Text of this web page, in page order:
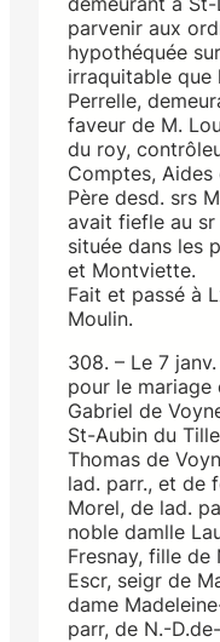
parvenir aux
hypothéquée
irraquitable que
Perrelle,
faveur de M.
du roy,
Comptes, Aides
Père desd. srs
avait fiefle au sr
située dans les
et Montviette.
Fait et passé à
Moulin.
308. – Le 7
pour le mariage
Gabriel de
St-Aubin du
Thomas de
lad. parr., et de
Morel, de lad.
noble damlle
Fresnay, fille de
Escr, seigr de
dame
parr, de N.-